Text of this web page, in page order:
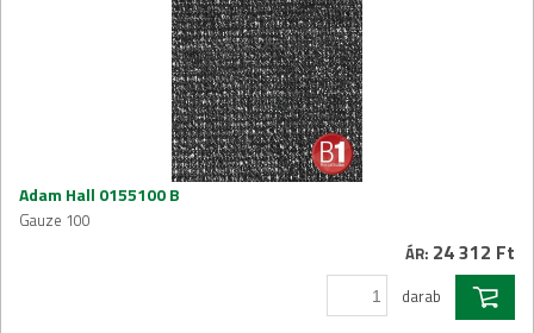
Adam Hall 0155100 B
Gauze 100
ÁR: 24 312 Ft
darab